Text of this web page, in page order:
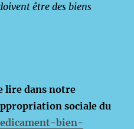
être des biens
lire dans notre
sociale du
bien-